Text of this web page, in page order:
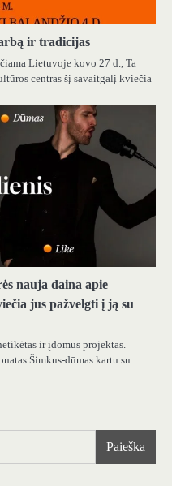
ir tradicijas
Lietuvoje kovo 27 d., Ta
centras šį savaitgalį kviečia
nauja daina apie
jus pažvelgti į ją su
ir įdomus projektas.
Šimkus-dūmas kartu su
Paieška